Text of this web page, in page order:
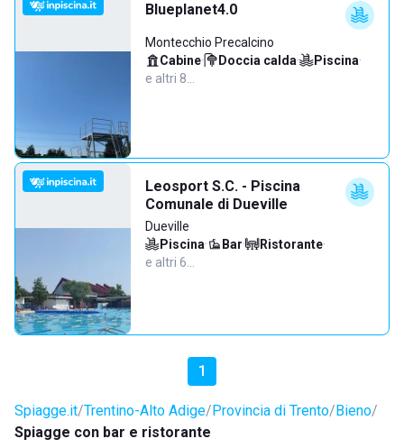
Blueplanet4.0
Montecchio Precalcino
Cabine· Doccia calda· Piscina·
e altri 8…
Leosport S.C. - Piscina
Comunale di Dueville
Dueville
Piscina· Bar· Ristorante·
e altri 6…
1
Spiagge.it Trentino-Alto Adige Provincia di Trento Bieno
Spiagge con bar e ristorante